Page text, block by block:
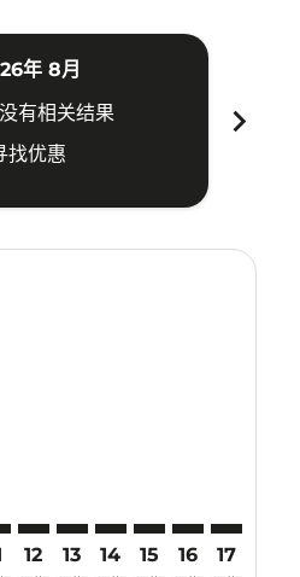
年 8月
有相关结果
找优惠
chevron_right
12 13 14 15 16 17